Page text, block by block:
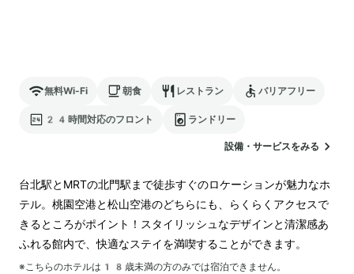
無料Wi-Fi 朝食 レストラン バリアフリー
24時間対応のフロント ランドリー
設備・サービスをみる
台北駅とMRTの北門駅まで徒歩すぐのロケーションが魅力なホ
テル。桃園空港と松山空港のどちらにも、らくらくアクセスで
きるところがポイント！スタイリッシュなデザインと清潔感あ
ふれる館内で、快適なステイを満喫することができます。
※こちらのホテルは 18 歳未満の方のみでは宿泊できません。